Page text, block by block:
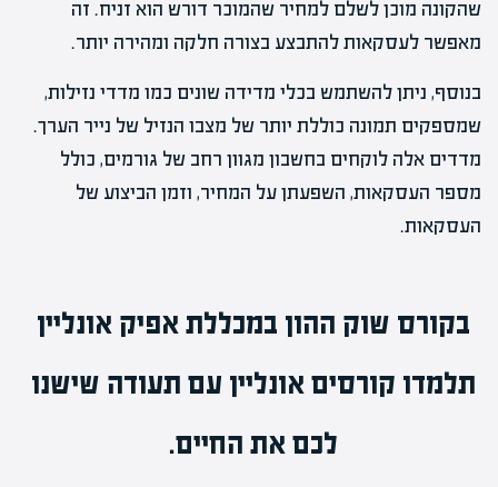
שהקונה מוכן לשלם למחיר שהמוכר דורש הוא זניח. זה
מאפשר לעסקאות להתבצע בצורה חלקה ומהירה יותר.
בנוסף, ניתן להשתמש בכלי מדידה שונים כמו מדדי נזילות,
שמספקים תמונה כוללת יותר של מצבו הנזיל של נייר הערך.
מדדים אלה לוקחים בחשבון מגוון רחב של גורמים, כולל
מספר העסקאות, השפעתן על המחיר, וזמן הביצוע של
העסקאות.
בקורס שוק ההון במכללת אפיק אונליין
תלמדו קורסים אונליין עם תעודה שישנו
לכם את החיים.